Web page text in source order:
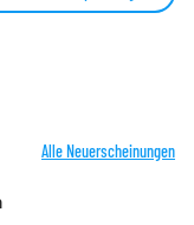
Alle Neuerscheinungen